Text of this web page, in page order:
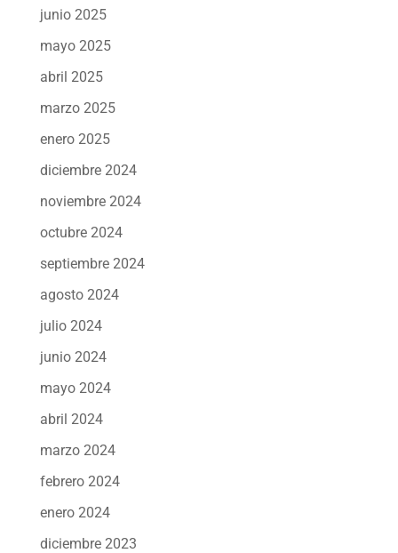
junio 2025
mayo 2025
abril 2025
marzo 2025
enero 2025
diciembre 2024
noviembre 2024
octubre 2024
septiembre 2024
agosto 2024
julio 2024
junio 2024
mayo 2024
abril 2024
marzo 2024
febrero 2024
enero 2024
diciembre 2023